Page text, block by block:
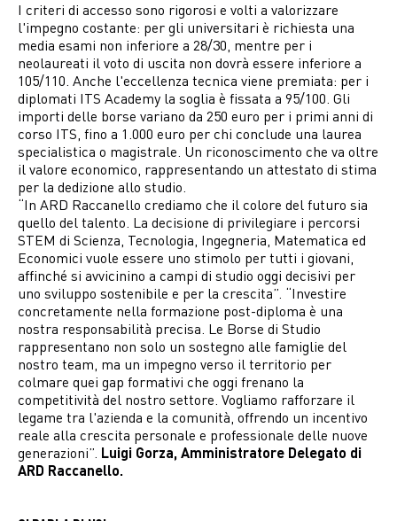
I criteri di accesso sono rigorosi e volti a valorizzare
l'impegno costante: per gli universitari è richiesta una
media esami non inferiore a 28/30, mentre per i
neolaureati il voto di uscita non dovrà essere inferiore a
105/110. Anche l'eccellenza tecnica viene premiata: per i
diplomati ITS Academy la soglia è fissata a 95/100. Gli
importi delle borse variano da 250 euro per i primi anni di
corso ITS, fino a 1.000 euro per chi conclude una laurea
specialistica o magistrale. Un riconoscimento che va oltre
il valore economico, rappresentando un attestato di stima
per la dedizione allo studio.
“In ARD Raccanello crediamo che il colore del futuro sia
quello del talento. La decisione di privilegiare i percorsi
STEM di Scienza, Tecnologia, Ingegneria, Matematica ed
Economici vuole essere uno stimolo per tutti i giovani,
affinché si avvicinino a campi di studio oggi decisivi per
uno sviluppo sostenibile e per la crescita”. “Investire
concretamente nella formazione post-diploma è una
nostra responsabilità precisa. Le Borse di Studio
rappresentano non solo un sostegno alle famiglie del
nostro team, ma un impegno verso il territorio per
colmare quei gap formativi che oggi frenano la
competitività del nostro settore. Vogliamo rafforzare il
legame tra l'azienda e la comunità, offrendo un incentivo
reale alla crescita personale e professionale delle nuove
generazioni”. Luigi Gorza, Amministratore Delegato di
ARD Raccanello.